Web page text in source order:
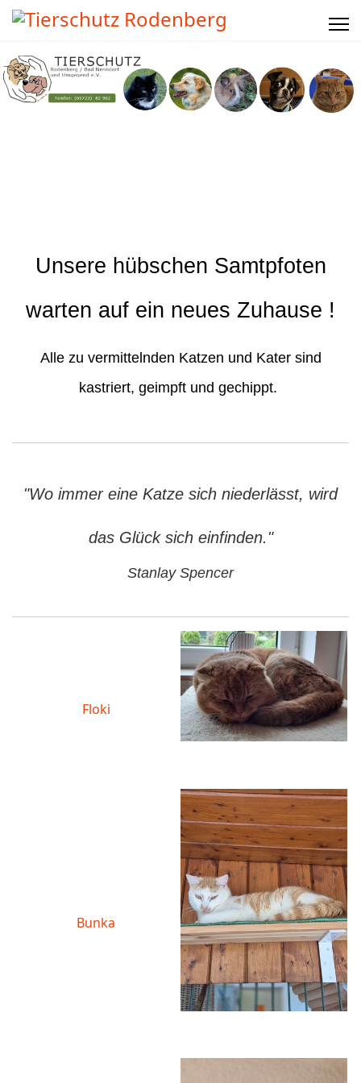
Unsere hübschen Samtpfoten
warten auf ein neues Zuhause !
Alle zu vermittelnden Katzen und Kater sind
kastriert, geimpft und gechippt.
"Wo immer eine Katze sich niederlässt, wird
das Glück sich einfinden."
Stanlay Spencer
Floki
Bunka